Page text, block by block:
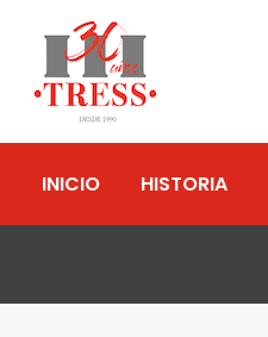
INICIO HISTORIA